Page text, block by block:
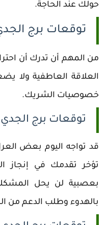
حولك عند الحاجة.
توقعات برج
من المهم أن تدرك أن
العلاقة العاطفية ولا
خصوصيات الشريك.
توقعات برج
قد تواجه اليوم بعض
تؤخر تقدمك في إنجاز
بعصبية لن يحل
بالهدوء وطلب الدعم من